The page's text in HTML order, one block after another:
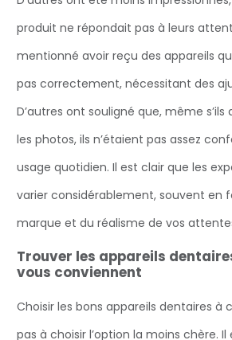
produit ne répondait pas à leurs
mentionné avoir reçu des appareils
pas correctement, nécessitant des
D’autres ont souligné que, même s’ils
les photos, ils n’étaient pas assez
usage quotidien. Il est clair que les
varier considérablement, souvent en
marque et du réalisme de vos
Trouver les appareils
vous conviennent
Choisir les bons appareils dentaires à
pas à choisir l’option la moins chère.